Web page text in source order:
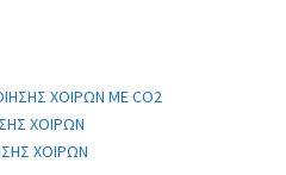
ΧΟΙΡΩΝ ΜΕ CO2
ΧΟΙΡΩΝ
ΧΟΙΡΩΝ